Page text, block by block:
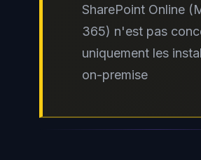
SharePoint Online
365) n'est pas
uniquement les
on-premise